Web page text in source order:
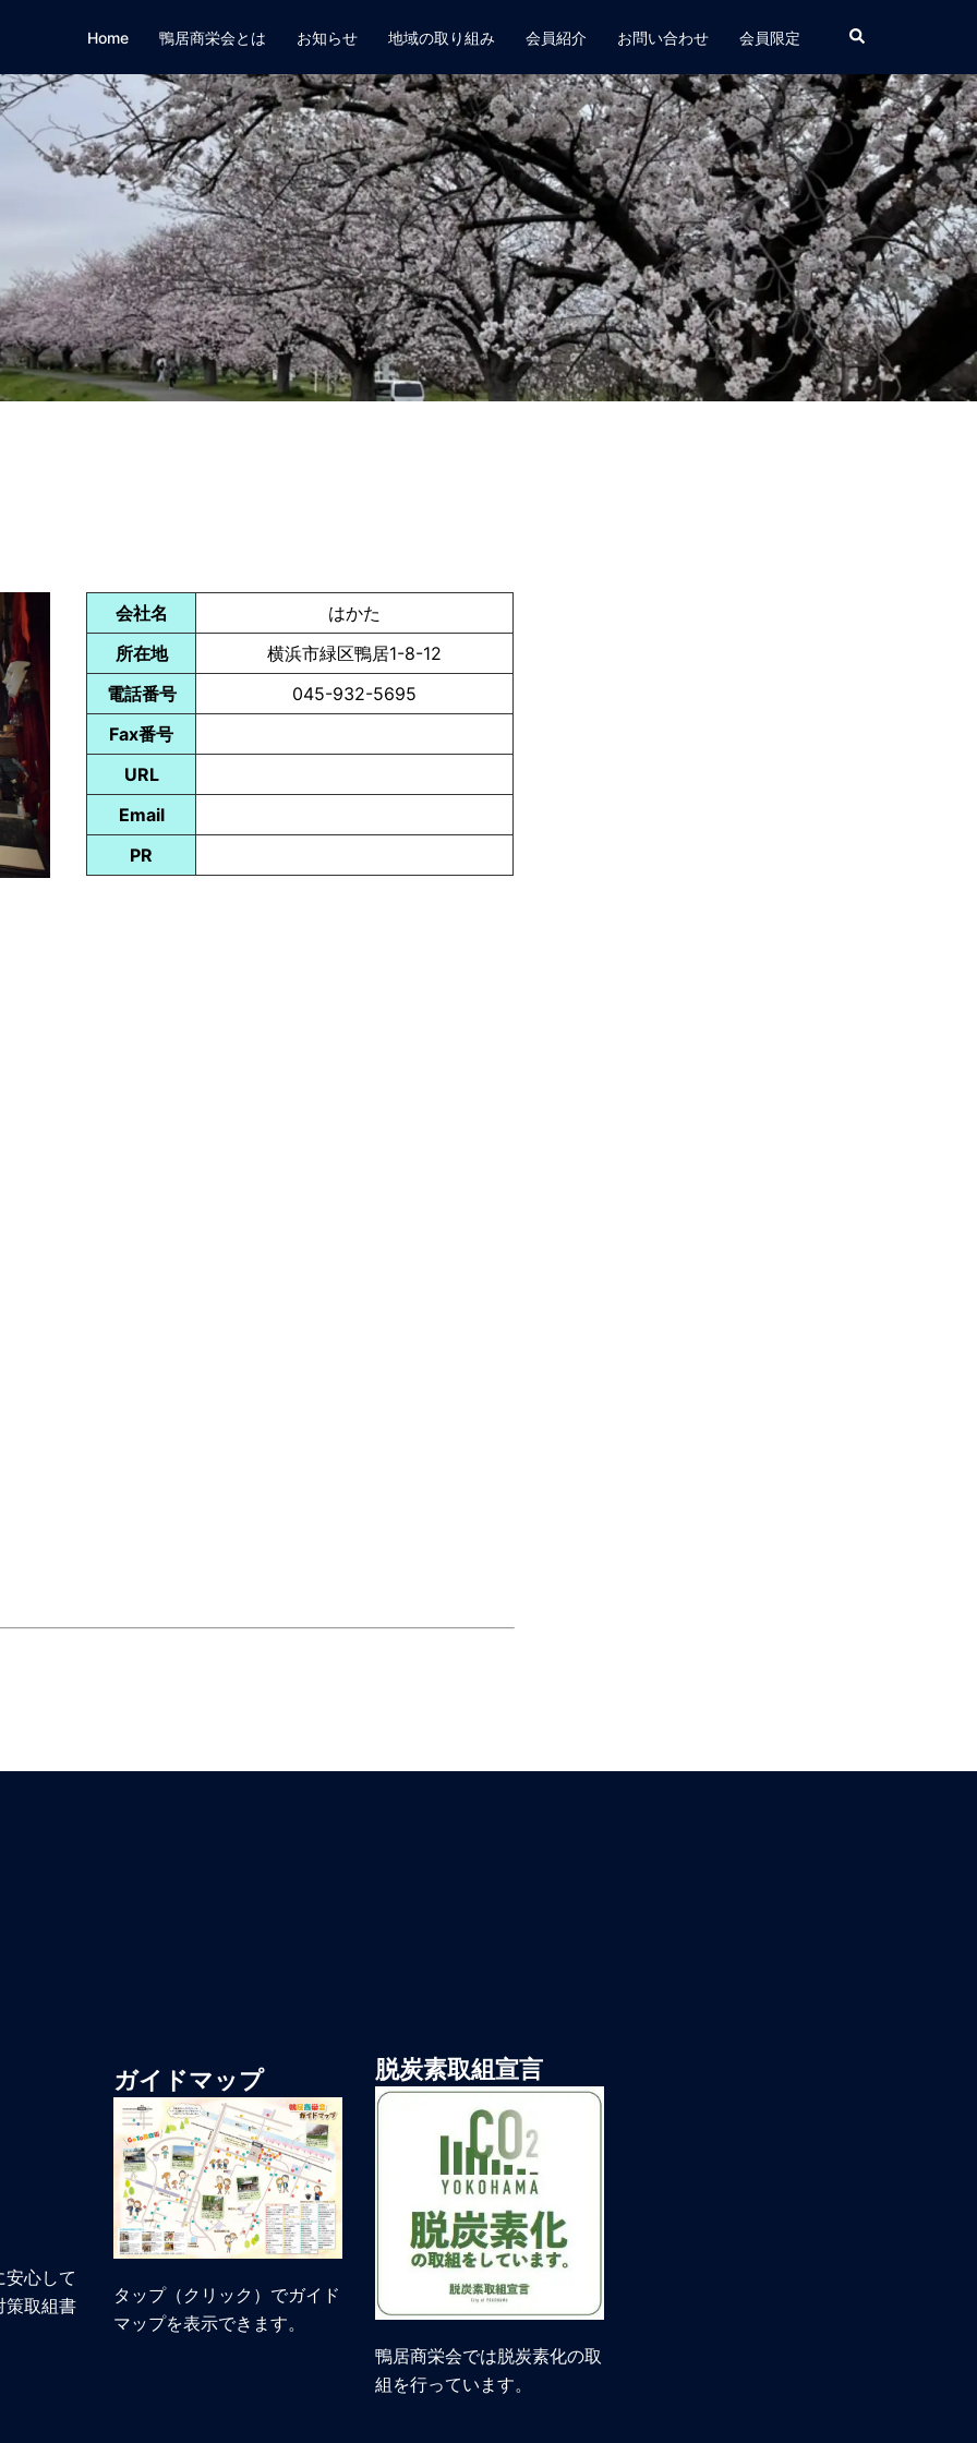
Home 鴨居商栄会とは お知らせ 地域の取り組み 会員紹介 お問い合わせ 会員限定
会社名
はかた
所在地
横浜市緑区鴨居1-8-12
電話番号
045-932-5695
Fax番号
URL
Email
PR
心して
策取組書
ガイドマップ
タップ（クリック）でガイド
マップを表示できます。
脱炭素取組宣言
鴨居商栄会では脱炭素化の取
組を行っています。